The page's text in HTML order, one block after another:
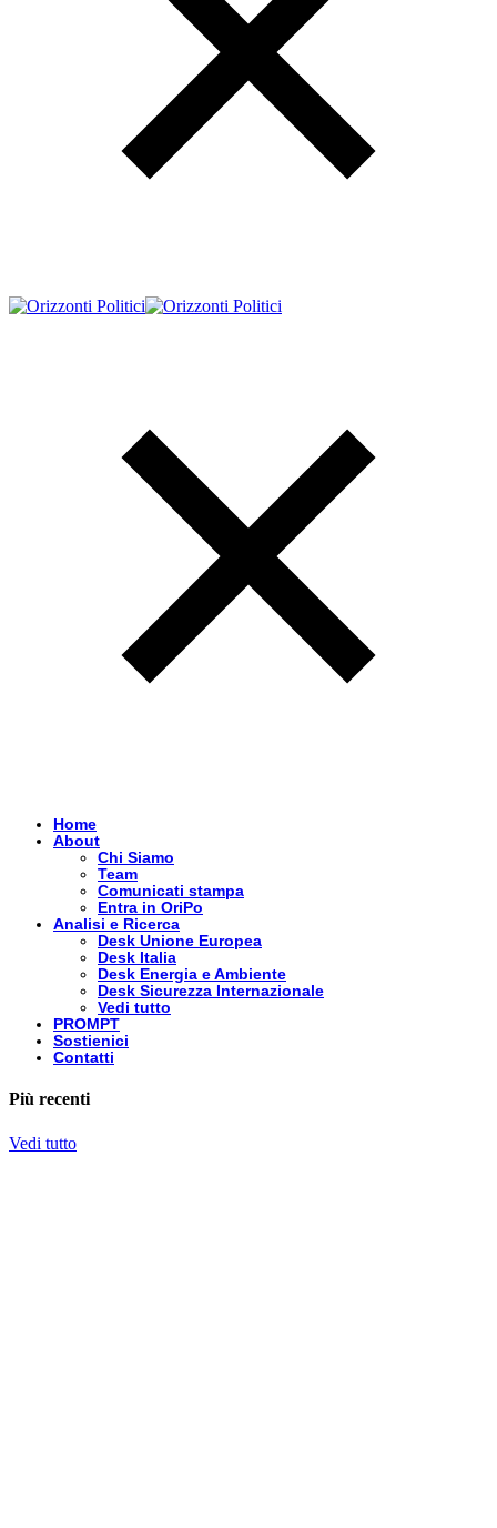
Home
About
Chi Siamo
Team
Comunicati stampa
Entra in OriPo
Analisi e Ricerca
Desk Unione Europea
Desk Italia
Desk Energia e Ambiente
Desk Sicurezza Internazionale
Vedi tutto
PROMPT
Sostienici
Contatti
Più recenti
Vedi tutto